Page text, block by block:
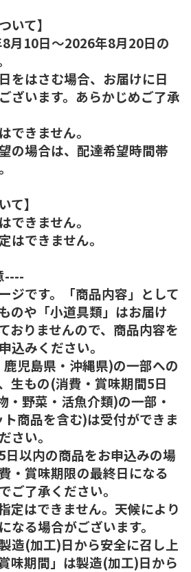
いて】
月10日～2026年8月20日の
をはさむ場合、お届けに日
ざいます。あらかじめご了承
きません。
の場合は、配達希望時間帯
て】
きません。
できません。
----
ジです。「商品内容」として
のや「小道具類」はお届け
おりませんので、商品内容を
込みください。
児島県・沖縄県)の一部への
生もの(消費・賞味期間5日
・野菜・活魚介類)の一部・
商品を含む)は受付ができま
さい。
以内の商品をお申込みの場
・賞味期限の最終日になる
ご了承ください。
定はできません。天候により
なる場合がございます。
造(加工)日から安全に召し上
味期間」は製造(加工)日から